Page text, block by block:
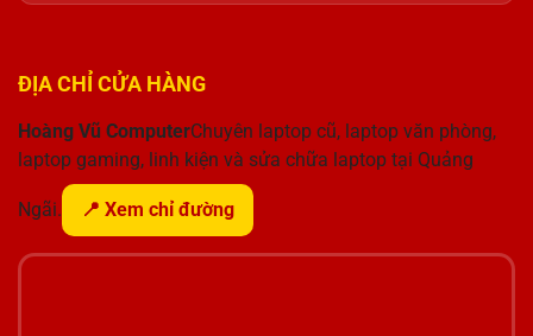
ĐỊA CHỈ CỬA HÀNG
Hoàng Vũ ComputerChuyên laptop cũ, laptop văn phòng,
laptop gaming, linh kiện và sửa chữa laptop tại Quảng
Ngãi. 📍 Xem chỉ đường